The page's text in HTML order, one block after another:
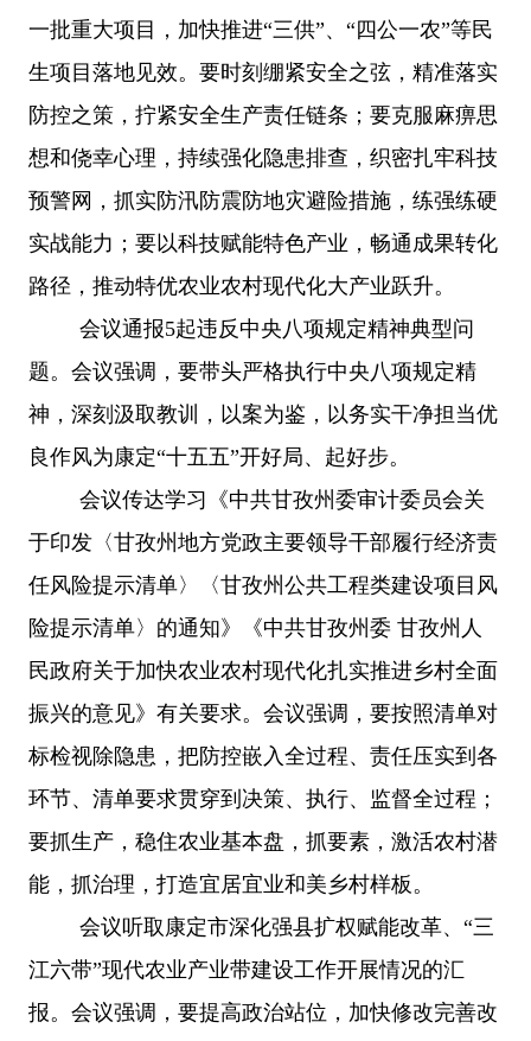
一批重大项目，加快推进“三供”、“四公一农”等民
生项目落地见效。要时刻绷紧安全之弦，精准落实
防控之策，拧紧安全生产责任链条；要克服麻痹思
想和侥幸心理，持续强化隐患排查，织密扎牢科技
预警网，抓实防汛防震防地灾避险措施，练强练硬
实战能力；要以科技赋能特色产业，畅通成果转化
路径，推动特优农业农村现代化大产业跃升。
会议通报5起违反中央八项规定精神典型问
题。会议强调，要带头严格执行中央八项规定精
神，深刻汲取教训，以案为鉴，以务实干净担当优
良作风为康定“十五五”开好局、起好步。
会议传达学习《中共甘孜州委审计委员会关
于印发〈甘孜州地方党政主要领导干部履行经济责
任风险提示清单〉〈甘孜州公共工程类建设项目风
险提示清单〉的通知》《中共甘孜州委 甘孜州人
民政府关于加快农业农村现代化扎实推进乡村全面
振兴的意见》有关要求。会议强调，要按照清单对
标检视除隐患，把防控嵌入全过程、责任压实到各
环节、清单要求贯穿到决策、执行、监督全过程；
要抓生产，稳住农业基本盘，抓要素，激活农村潜
能，抓治理，打造宜居宜业和美乡村样板。
会议听取康定市深化强县扩权赋能改革、 “三
江六带”现代农业产业带建设工作开展情况的汇
报。会议强调，要提高政治站位，加快修改完善改